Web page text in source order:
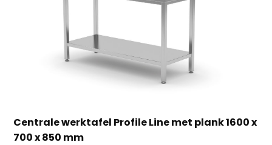
Centrale werktafel Profile Line met plank 1600 x
700 x 850 mm